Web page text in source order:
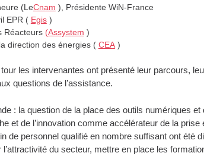
(LeCnam ), Présidente WiN-France
EPR ( Egis)
Réacteurs (Assystem )
direction des énergies ( CEA)
les intervenantes ont présenté leur parcours,
questions de l’assistance.
: la question de la place des outils numériques et
et de l’innovation comme accélérateur de la prise
de personnel qualifié en nombre suffisant ont été
du secteur, mettre en place les